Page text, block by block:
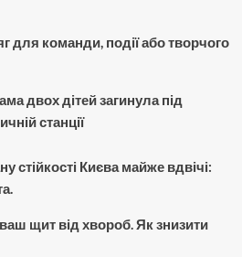
для команди, події або творчого
двох дітей загинула під
станції
стійкості Києва майже вдвічі:
щит від хвороб. Як знизити